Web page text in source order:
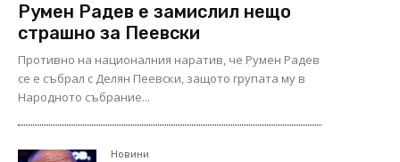
Румен Радев е замислил нещо
страшно за Пеевски
Противно на националния наратив, че Румен Радев
се е събрал с Делян Пеевски, защото групата му в
Народното събрание...
Новини